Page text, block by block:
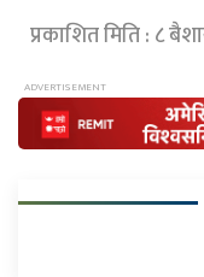
प्रकाशित मिति : ८